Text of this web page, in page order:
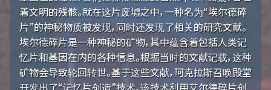
着文明的残骸。就在这片废墟之中，一种名为“埃尔德碎
片”的神秘物质被发现，同时还发现了相关的研究文献。
埃尔德碎片是一种神秘的矿物，其中蕴含着包括人类记
忆片和基因在内的各种信息。根据当时的文献记载，这种
矿物会导致轮回转世。基于这些文献，阿克拉斯召唤殿堂
开发出了“记忆片创造”技术，该技术利用艾尔德碎片创